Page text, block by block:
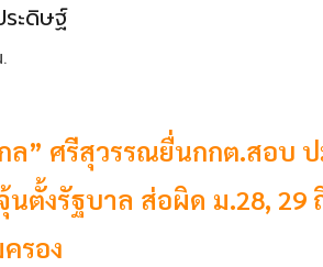
ะดิษฐ์
กล” ศรีสุวรรณยื่นกกต.สอบ
นตั้งรัฐบาล ส่อผิด ม.28,
รอง